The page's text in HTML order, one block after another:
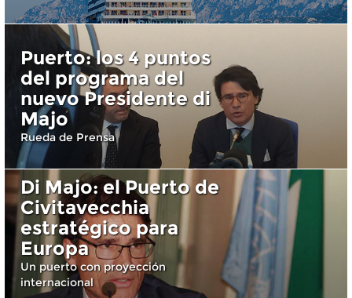
Puerto: los 4 puntos
del programa del
nuevo Presidente di
Majo
Rueda de Prensa
Di Majo: el Puerto de
Civitavecchia
estratégico para
Europa
Un puerto con proyección
internacional